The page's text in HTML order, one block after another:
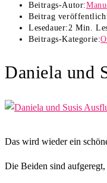
Beitrags-Autor:
Beitrag
Lesedauer:2 Min.
Beitrags-Kategorie:
Daniela und
Das wird wieder ein
Die Beiden sind